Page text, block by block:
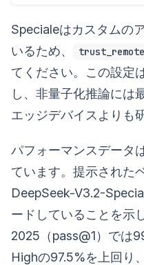
Specialeはカスタムの
いるため、
てください。この設定
し、非量子化推論には
エッジデバイスよりも
パフォーマンスデータ
ています。提示された
DeepSeek-V3.2-
ードしていることを示
2025（pass@1）では
Highの97.5%を上回り